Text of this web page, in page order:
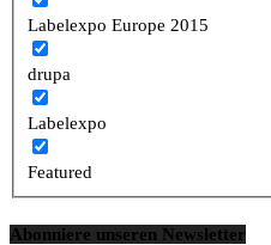
Labelexpo Europe 2015
drupa
Labelexpo
Featured
Abonniere unseren Newsletter